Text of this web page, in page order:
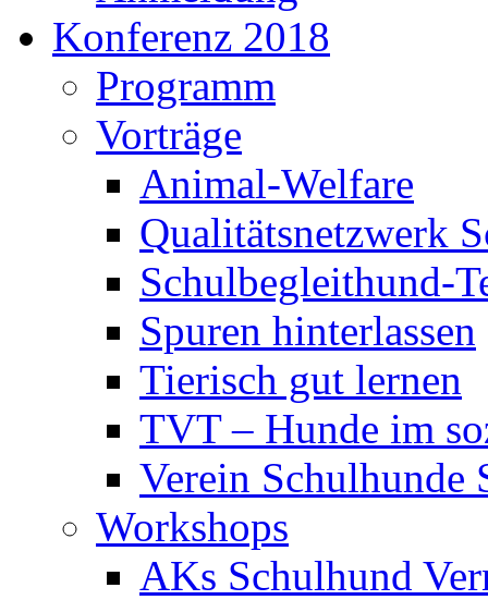
Konferenz 2018
Programm
Vorträge
Animal-Welfare
Qualitätsnetzwerk
Schulbegleithund-
Spuren hinterlassen
Tierisch gut lernen
TVT – Hunde im
Verein Schulhunde
Workshops
AKs Schulhund